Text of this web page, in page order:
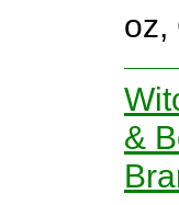
oz,
&